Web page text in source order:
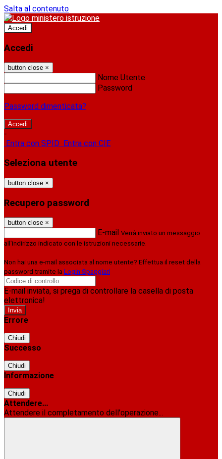
Salta al contenuto
Accedi
Accedi
button close ×
Nome Utente
Password
Password dimenticata?
-
Entra con SPID Entra con CIE
Seleziona utente
button close ×
Recupero password
button close ×
E-mail Verrà inviato un messaggio
all'indirizzo indicato con le istruzioni necessarie.
Non hai una e-mail associata al nome utente? Effettua il reset della
password tramite la Login Spaggiari
E-mail inviata, si prega di controllare la casella di posta
elettronica!
Errore
Chiudi
Successo
Chiudi
Informazione
Chiudi
Attendere...
Attendere il completamento dell'operazione...